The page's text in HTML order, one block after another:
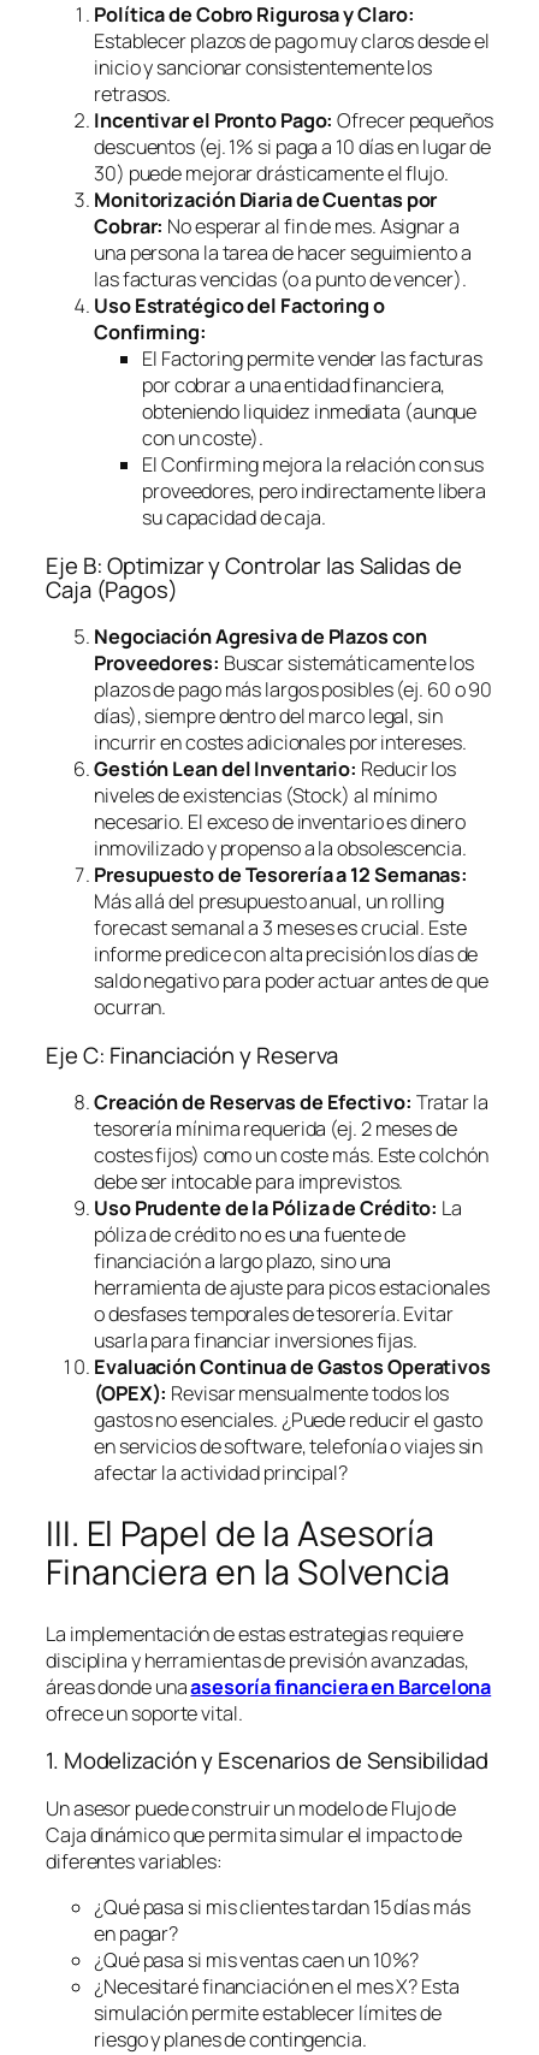
Política de Cobro Rigurosa y Claro:
Establecer plazos de pago muy claros desde el
inicio y sancionar consistentemente los
retrasos.
Incentivar el Pronto Pago: Ofrecer pequeños
descuentos (ej. 1% si paga a 10 días en lugar de
30) puede mejorar drásticamente el flujo.
Monitorización Diaria de Cuentas por
Cobrar: No esperar al fin de mes. Asignar a
una persona la tarea de hacer seguimiento a
las facturas vencidas (o a punto de vencer).
Uso Estratégico del Factoringo
Confirming:
El Factoringpermite vender las facturas
por cobrar a una entidad financiera,
obteniendo liquidez inmediata (aunque
con un coste).
ElConfirmingmejora la relación con sus
proveedores, pero indirectamente libera
su capacidad de caja.
Eje B: Optimizar y Controlar las Salidas de
Caja (Pagos)
Negociación Agresiva de Plazos con
Proveedores: Buscar sistemáticamente los
plazos de pago más largos posibles (ej. 60 o 90
días), siempre dentro del marco legal, sin
incurrir en costes adicionales por intereses.
Gestión Lean del Inventario: Reducir los
niveles de existencias (Stock) al mínimo
necesario. El exceso de inventario es dinero
inmovilizado y propenso a la obsolescencia.
Presupuesto de Tesorería a 12 Semanas:
Más allá del presupuesto anual, unrolling
forecastsemanal a 3 meses es crucial. Este
informe predice con alta precisión los días de
saldo negativo para poder actuar antes de que
ocurran.
Eje C: Financiación y Reserva
Creación de Reservas de Efectivo: Tratar la
tesorería mínima requerida (ej. 2 meses de
costes fijos) como un coste más. Este colchón
debe ser intocable para imprevistos.
Uso Prudente de la Póliza de Crédito: La
póliza de crédito no es una fuente de
financiación a largo plazo, sino una
herramienta de ajuste para picos estacionales
o desfases temporales de tesorería. Evitar
usarla para financiar inversiones fijas.
Evaluación Continua de Gastos Operativos
(OPEX): Revisar mensualmente todos los
gastos no esenciales. ¿Puede reducir el gasto
en servicios desoftware, telefonía o viajes sin
afectar la actividad principal?
III. El Papel de la Asesoría
Financiera en la Solvencia
La implementación de estas estrategias requiere
disciplina y herramientas de previsión avanzadas,
áreas donde unaasesoría financiera en Barcelona
ofrece un soporte vital.
1. Modelización y Escenarios de Sensibilidad
Un asesor puede construir un modelo de Flujo de
Caja dinámico que permita simular el impacto de
diferentes variables:
¿Qué pasa si mis clientes tardan 15 días más
en pagar?
¿Qué pasa si mis ventas caen un 10%?
¿Necesitaré financiación en el mes X? Esta
simulación permite establecer límites de
riesgo y planes de contingencia.